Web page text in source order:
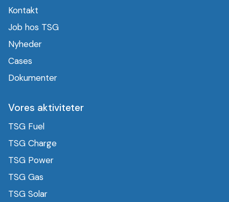
Kontakt
Job hos TSG
Nyheder
Cases
Dokumenter
Vores aktiviteter
TSG Fuel
TSG Charge
TSG Power
TSG Gas
TSG Solar